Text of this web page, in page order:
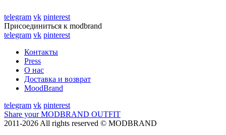
telegram vk pinterest
Присоединиться к modbrand
telegram vk pinterest
Контакты
Press
О нас
Доставка и возврат
MoodBrand
telegram vk pinterest
Share your MODBRAND OUTFIT
2011-2026 All rights reserved © MODBRAND